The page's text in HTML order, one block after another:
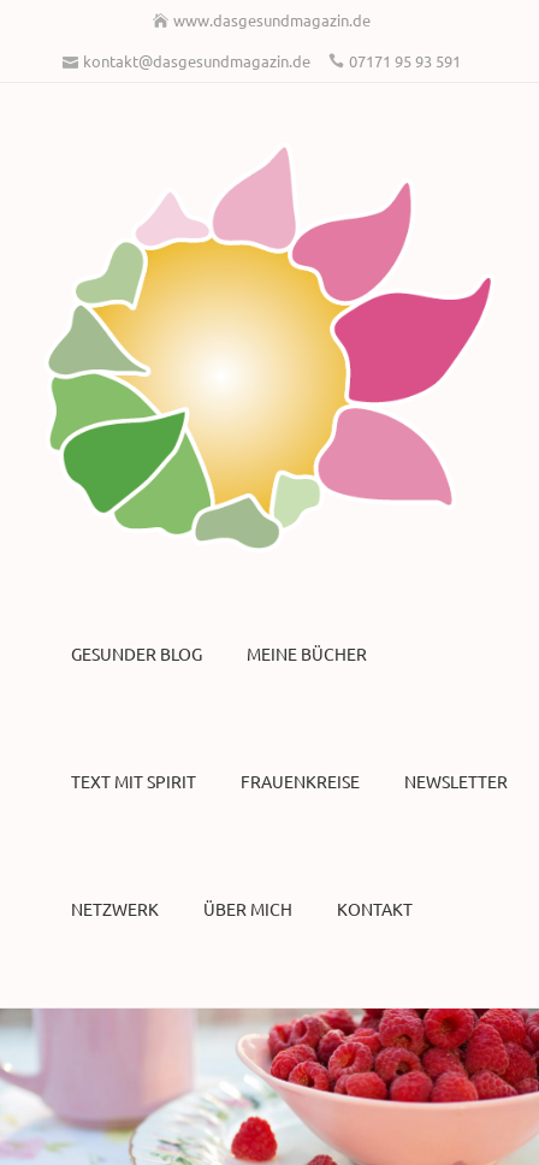
www.dasgesundmagazin.de
kontakt@dasgesundmagazin.de
07171 95 93 591
GESUNDER BLOG MEINE BÜCHER
TEXT MIT SPIRIT FRAUENKREISE NEWSLETTER
NETZWERK ÜBER MICH KONTAKT